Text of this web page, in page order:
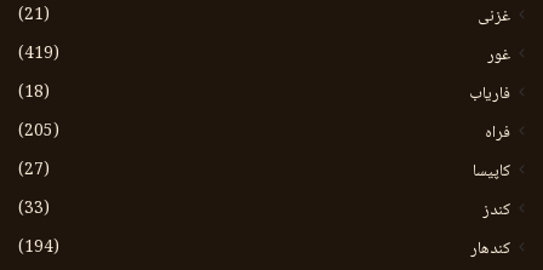
غزنی
(21)
غور
(419)
فاریاب
(18)
فراه
(205)
کاپیسا
(27)
کندز
(33)
کندهار
(194)